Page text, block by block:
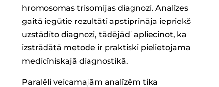
hromosomas trisomijas diagnozi. Analīzes
gaitā iegūtie rezultāti apstiprināja iepriekš
uzstādīto diagnozi, tādējādi apliecinot, ka
izstrādātā metode ir praktiski pielietojama
medicīniskajā diagnostikā.
Paralēli veicamajām analīzēm tika